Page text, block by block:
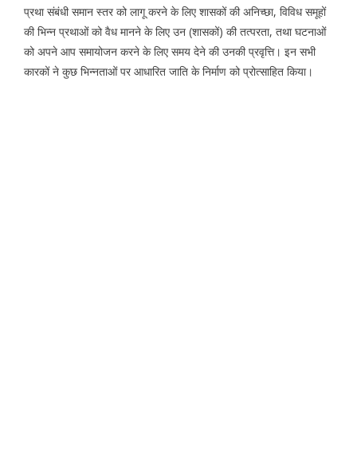
प्रथा संबंधी समान स्तर को लागू करने के लिए शासकों की अनिच्छा, विविध समूहों
की भिन्न प्रथाओं को वैध मानने के लिए उन (शासकों) की तत्परता, तथा घटनाओं
को अपने आप समायोजन करने के लिए समय देने की उनकी प्रवृत्ति। इन सभी
कारकों ने कुछ भिन्नताओं पर आधारित जाति के निर्माण को प्रोत्साहित किया।